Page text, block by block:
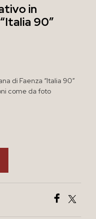
in
90”
di Faenza “Italia 90”
come da foto